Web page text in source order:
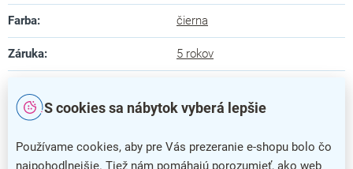
S cookies sa nábytok vyberá lepšie
Používame cookies, aby pre Vás prezeranie e-shopu bolo čo
najpohodlnejšie. Tiež nám pomáhajú porozumieť, ako web
Farba: čierna
Záruka: 5 rokov
Hĺbka: 60 cm
Výška: 81 cm